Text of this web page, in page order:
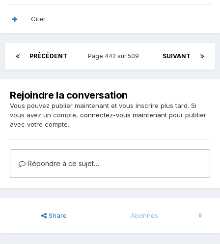
Citer
PRÉCÉDENT SUIVANT
Page 442 sur 509
Rejoindre la conversation
Vous pouvez publier maintenant et vous inscrire plus tard. Si
vous avez un compte, connectez-vous maintenant pour publier
avec votre compte.
Répondre à ce sujet…
Share Abonnés 0